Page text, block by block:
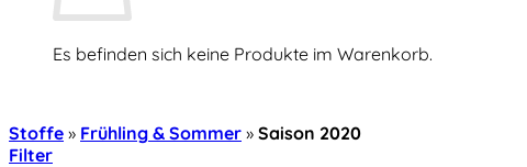
Es befinden sich keine Produkte im Warenkorb.
Stoffe » Frühling & Sommer » Saison 2020
Filter